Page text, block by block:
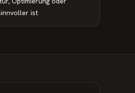
ist